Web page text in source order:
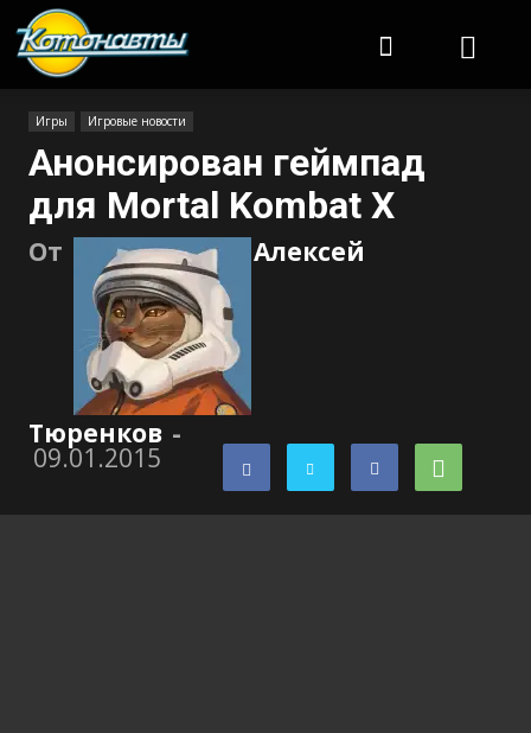
Игры Игровые новости
Анонсирован геймпад
для Mortal Kombat X
От Алексей
Тюренков -
09.01.2015